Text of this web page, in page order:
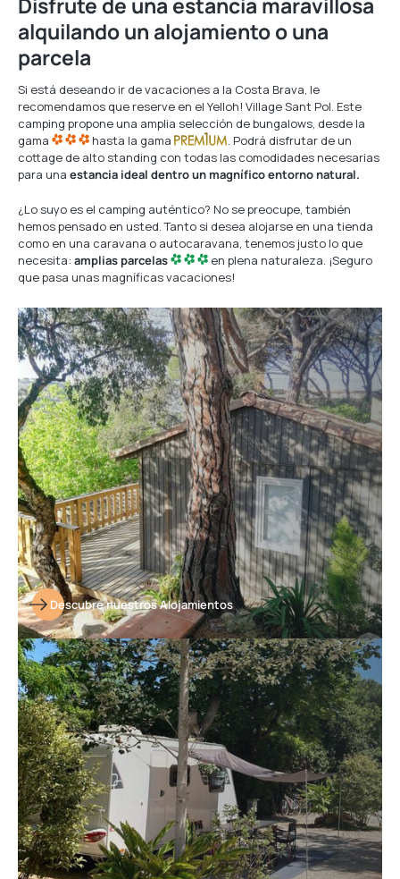
alquilando un alojamiento o una
parcela
Si está deseando ir de vacaciones a la Costa Brava, le
recomendamos que reserve en el Yelloh! Village Sant Pol. Este
camping propone una amplia selección de bungalows, desde la
gama
hasta la gama
. Podrá disfrutar de un
cottage de alto standing con todas las comodidades necesarias
para una estancia ideal dentro un magnífico entorno natural.
¿Lo suyo es el camping auténtico? No se preocupe, también
hemos pensado en usted. Tanto si desea alojarse en una tienda
como en una caravana o autocaravana, tenemos justo lo que
necesita: amplias parcelas
en plena naturaleza. ¡Seguro
que pasa unas magníficas vacaciones!
Descubre nuestros Alojamientos
Descubre
nuestros
Alojamientos
Descubre
nuestras
parcelas